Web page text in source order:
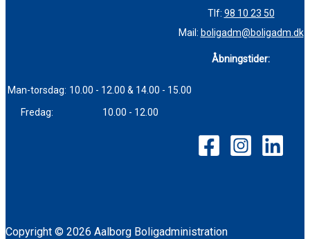
Tlf: 98 10 23 50
Mail: boligadm@boligadm.dk
Åbningstider:
Man-torsdag: 10.00 - 12.00 & 14.00 - 15.00
Fredag:
10.00 - 12.00
Copyright © 2026 Aalborg Boligadministration